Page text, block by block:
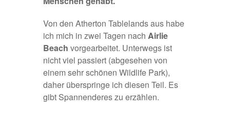
Von den Atherton Tablelandsaus habe
ich mich in zwei Tagen nach Airlie
Beach vorgearbeitet. Unterwegs ist
nicht viel passiert (abgesehen von
einem sehr schönen Wildlife Park),
daher überspringe ich diesen Teil. Es
gibt Spannenderes zu erzählen.